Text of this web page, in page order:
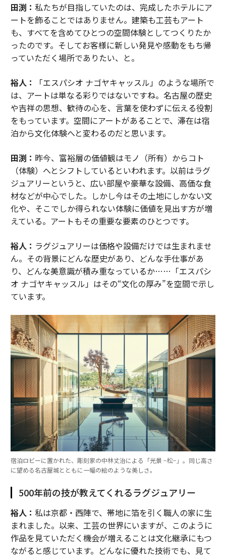
田渕： 私たちが目指していたのは、完成したホテルにア
ートを飾ることではありません。建築も工芸もアート
も、すべてを含めてひとつの空間体験としてつくりたか
ったのです。そしてお客様に新しい発見や感動をもち帰
っていただく場所でありたい、と。
裕人：
「エスパシオ ナゴヤキャッスル」のような場所で
は、アートは単なる彩りではないですね。名古屋の歴史
や吉祥の思想、歓待の心を、言葉を使わずに伝える役割
をもっています。空間にアートがあることで、滞在は宿
泊から文化体験へと変わるのだと思います。
田渕： 昨今、富裕層の価値観はモノ（所有）からコト
（体験）へとシフトしているといわれます。以前はラグ
ジュアリーというと、広い部屋や豪華な設備、高価な食
材などが中心でした。しかし今はその土地にしかない文
化や、そこでしか得られない体験に価値を見出す方が増
えている。アートもその重要な要素のひとつです。
裕人： ラグジュアリーは価格や設備だけでは生まれませ
ん。その背景にどんな歴史があり、どんな手仕事があ
り、どんな美意識が積み重なっているか……「エスパシ
オ ナゴヤキャッスル」はその“文化の厚み”を空間で示し
ています。
宿泊ロビーに置かれた、彫刻家の中林丈治による「光景 −松−」。同じ高さ
に望める名古屋城とともに一幅の絵のような美しさ。
500年前の技が教えてくれるラグジュアリー
裕人： 私は京都・西陣で、帯地に箔を引く職人の家に生
まれました。以来、工芸の世界にいますが、このように
作品を見ていただく機会が増えることは文化継承にもつ
ながると感じています。どんなに優れた技術でも、見て